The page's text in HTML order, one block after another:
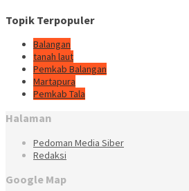
Topik Terpopuler
Balangan
tanah laut
Pemkab Balangan
Martapura
Pemkab Tala
Halaman
Pedoman Media Siber
Redaksi
Google Map